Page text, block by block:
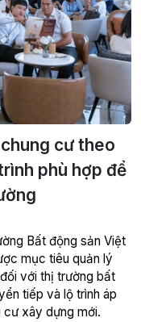
cư theo
phù hợp để
Bất động sản Việt
mục tiêu quản lý
với thị trường bất
tiếp và lộ trình áp
cư xây dựng mới.